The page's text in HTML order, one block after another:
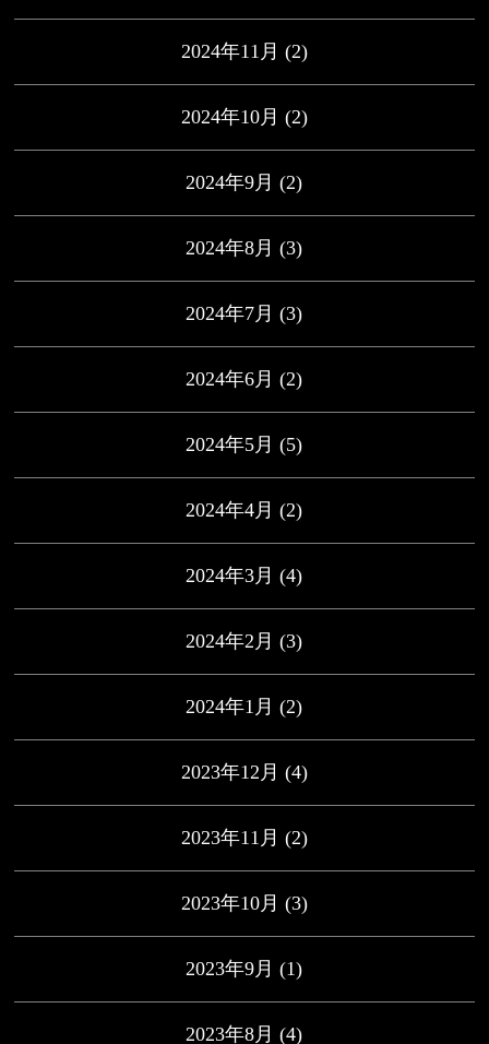
2024年11月 (2)
2024年10月 (2)
2024年9月 (2)
2024年8月 (3)
2024年7月 (3)
2024年6月 (2)
2024年5月 (5)
2024年4月 (2)
2024年3月 (4)
2024年2月 (3)
2024年1月 (2)
2023年12月 (4)
2023年11月 (2)
2023年10月 (3)
2023年9月 (1)
2023年8月 (4)